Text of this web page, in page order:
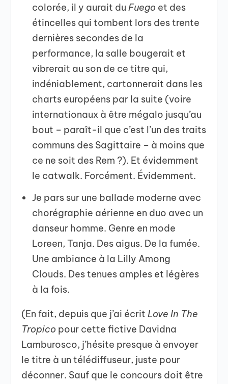
colorée, il y aurait du Fuego et des
étincelles qui tombent lors des trente
dernières secondes de la
performance, la salle bougerait et
vibrerait au son de ce titre qui,
indéniablement, cartonnerait dans les
charts européens par la suite (voire
internationaux à être mégalo jusqu’au
bout – paraît-il que c’est l’un des traits
communs des Sagittaire – à moins que
ce ne soit des Rem ?). Et évidemment
le catwalk. Forcément. Évidemment.
Je pars sur une ballade moderne avec
chorégraphie aérienne en duo avec un
danseur homme. Genre en mode
Loreen, Tanja. Des aigus. De la fumée.
Une ambiance à la Lilly Among
Clouds. Des tenues amples et légères
à la fois.
(En fait, depuis que j’ai écritLove In The
Tropico pour cette fictive Davidna
Lamburosco, j’hésite presque à envoyer
le titre à un télédiffuseur, juste pour
déconner. Sauf que le concours doit être